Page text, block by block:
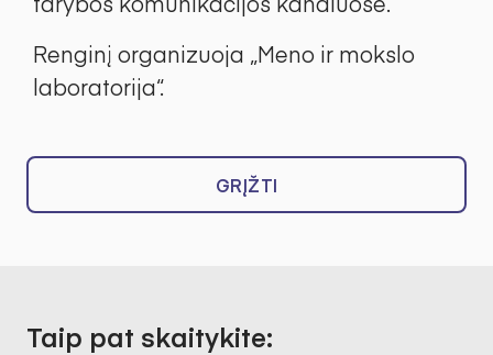
Renginį organizuoja „Meno ir mokslo
laboratorija“.
GRĮŽTI
Taip pat skaitykite: